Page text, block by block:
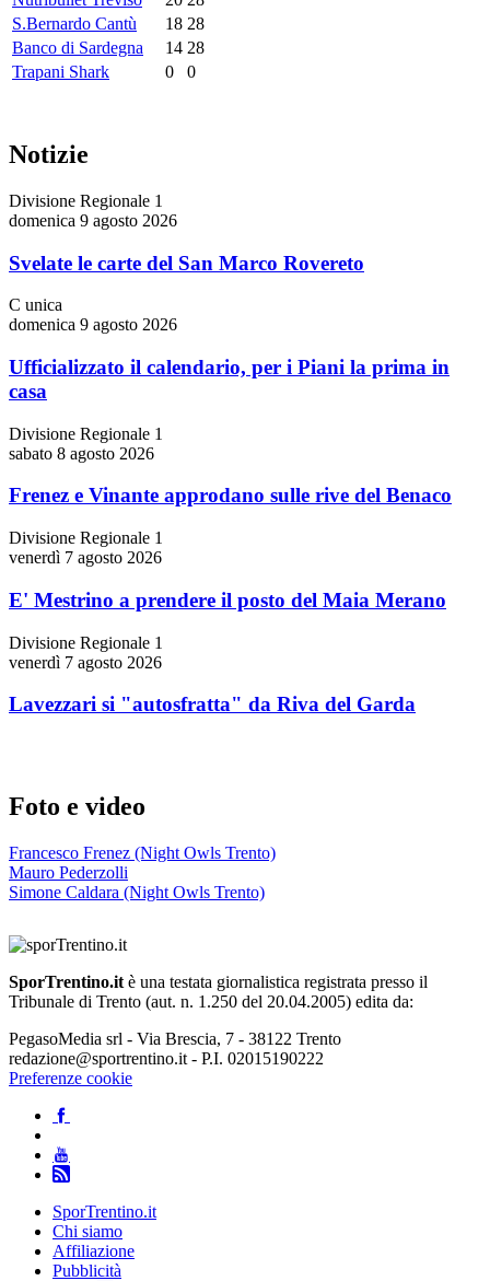
S.Bernardo Cantù
18 28
Banco di Sardegna
14 28
Trapani Shark
0 0
Notizie
Divisione Regionale 1
domenica 9 agosto 2026
Svelate le carte del San Marco Rovereto
C unica
domenica 9 agosto 2026
Ufficializzato il calendario, per i Piani la prima in
casa
Divisione Regionale 1
sabato 8 agosto 2026
Frenez e Vinante approdano sulle rive del Benaco
Divisione Regionale 1
venerdì 7 agosto 2026
E' Mestrino a prendere il posto del Maia Merano
Divisione Regionale 1
venerdì 7 agosto 2026
Lavezzari si "autosfratta" da Riva del Garda
Foto e video
Francesco Frenez (Night Owls Trento)
Mauro Pederzolli
Simone Caldara (Night Owls Trento)
SporTrentino.it è una testata giornalistica registrata presso il
Tribunale di Trento (aut. n. 1.250 del 20.04.2005) edita da:
PegasoMedia srl - Via Brescia, 7 - 38122 Trento
redazione@sportrentino.it - P.I. 02015190222
Preferenze cookie
SporTrentino.it
Chi siamo
Affiliazione
Pubblicità